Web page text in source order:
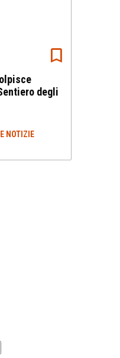
degli
NOTIZIE